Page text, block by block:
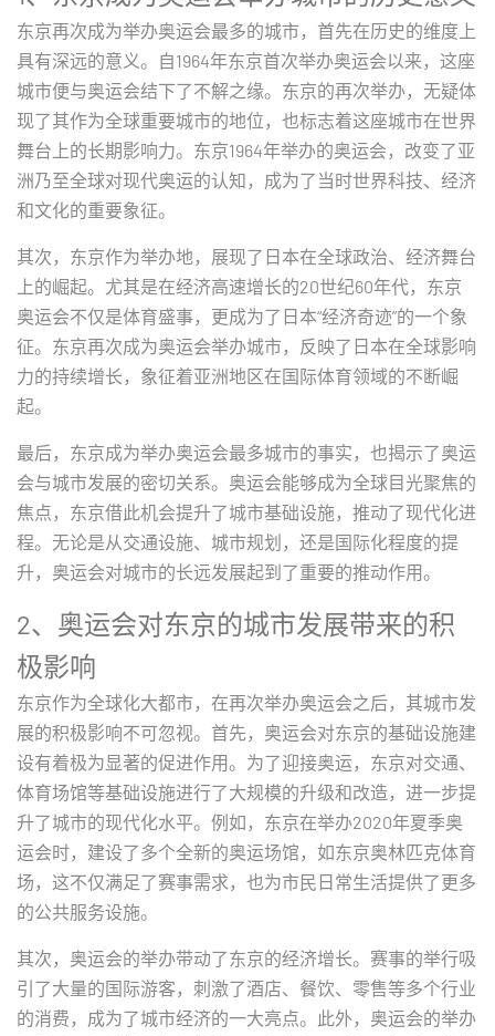
东京再次成为举办奥运会最多的城市，首先在历史的维度上
具有深远的意义。自1964年东京首次举办奥运会以来，这座
城市便与奥运会结下了不解之缘。东京的再次举办，无疑体
现了其作为全球重要城市的地位，也标志着这座城市在世界
舞台上的长期影响力。东京1964年举办的奥运会，改变了亚
洲乃至全球对现代奥运的认知，成为了当时世界科技、经济
和文化的重要象征。
其次，东京作为举办地，展现了日本在全球政治、经济舞台
上的崛起。尤其是在经济高速增长的20世纪60年代，东京
奥运会不仅是体育盛事，更成为了日本“经济奇迹”的一个象
征。东京再次成为奥运会举办城市，反映了日本在全球影响
力的持续增长，象征着亚洲地区在国际体育领域的不断崛
起。
最后，东京成为举办奥运会最多城市的事实，也揭示了奥运
会与城市发展的密切关系。奥运会能够成为全球目光聚焦的
焦点，东京借此机会提升了城市基础设施，推动了现代化进
程。无论是从交通设施、城市规划，还是国际化程度的提
升，奥运会对城市的长远发展起到了重要的推动作用。
2、奥运会对东京的城市发展带来的积
极影响
东京作为全球化大都市，在再次举办奥运会之后，其城市发
展的积极影响不可忽视。首先，奥运会对东京的基础设施建
设有着极为显著的促进作用。为了迎接奥运，东京对交通、
体育场馆等基础设施进行了大规模的升级和改造，进一步提
升了城市的现代化水平。例如，东京在举办2020年夏季奥
运会时，建设了多个全新的奥运场馆，如东京奥林匹克体育
场，这不仅满足了赛事需求，也为市民日常生活提供了更多
的公共服务设施。
其次，奥运会的举办带动了东京的经济增长。赛事的举行吸
引了大量的国际游客，刺激了酒店、餐饮、零售等多个行业
的消费，成为了城市经济的一大亮点。此外，奥运会的举办